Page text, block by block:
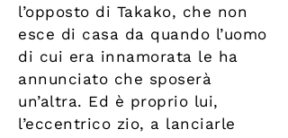
l’opposto di Takako, che non
esce di casa da quando l’uomo
di cui era innamorata le ha
annunciato che sposerà
un’altra. Ed è proprio lui,
l’eccentrico zio, a lanciarle